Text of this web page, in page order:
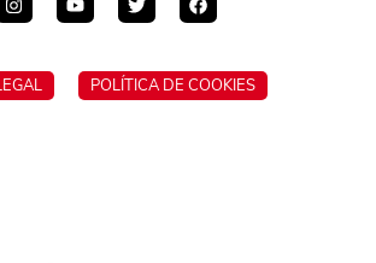
POLÍTICA DE COOKIES